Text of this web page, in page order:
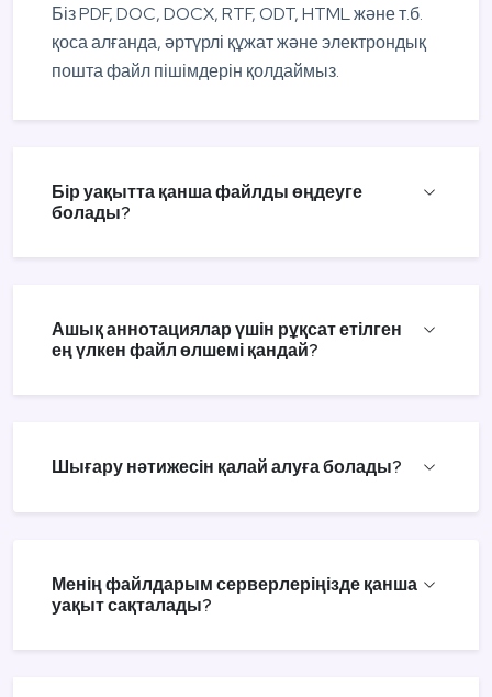
Біз PDF, DOC, DOCX, RTF, ODT, HTML және т.б.
қоса алғанда, әртүрлі құжат және электрондық
пошта файл пішімдерін қолдаймыз.
Бір уақытта қанша файлды өңдеуге
болады?
Ашық аннотациялар үшін рұқсат етілген
ең үлкен файл өлшемі қандай?
Шығару нәтижесін қалай алуға болады?
Менің файлдарым серверлеріңізде қанша
уақыт сақталады?